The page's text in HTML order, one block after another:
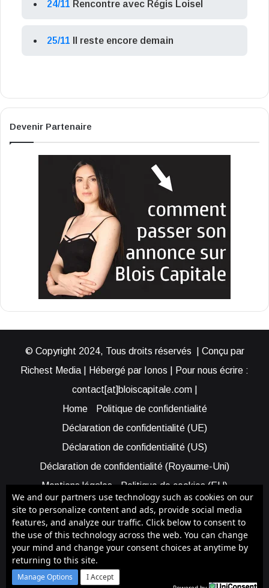
24/11 Rencontre avec Régis Loisel
25/11 Il reste encore demain
Devenir Partenaire
© Copyright 2024, Tous droits réservés | Conçu par
Richest Media | Hébergé par Ionos | Pour nous écrire :
contact[at]bloiscapitale.com |
Home
Politique de confidentialité
Déclaration de confidentialité (UE)
Déclaration de confidentialité (US)
Déclaration de confidentialité (Royaume-Uni)
Mentions légales
Politique de cookies (EU)
Cookie Policy (AUS)
Cookie Policy (US)
Qui sommes-nous ?
Participer à Blois Capitale
Bénéficier d’une assistance
Facebook
X
We and our partners use technology such as cookies on our
site to personalize content and ads, provide social media
features, and analyze our traffic. Click below to consent to
the use of this technology across the web. You can change
your mind and change your consent choices at anytime by
returning to this site.
Manage Options I Accept